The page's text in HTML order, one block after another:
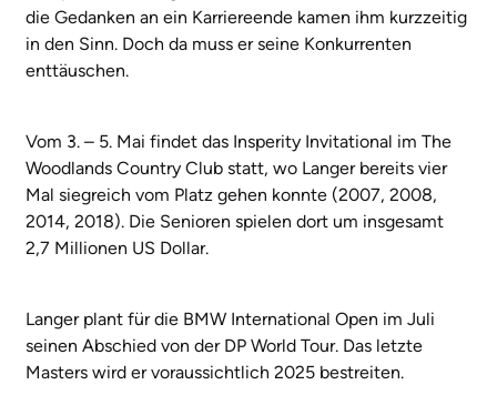
die Gedanken an ein Karriereende kamen ihm kurzzeitig
in den Sinn. Doch da muss er seine Konkurrenten
enttäuschen.
Vom 3. – 5. Mai findet das Insperity Invitational im The
Woodlands Country Club statt, wo Langer bereits vier
Mal siegreich vom Platz gehen konnte (2007, 2008,
2014, 2018). Die Senioren spielen dort um insgesamt
2,7 Millionen US Dollar.
Langer plant für die BMW International Open im Juli
seinen Abschied von der DP World Tour. Das letzte
Masters wird er voraussichtlich 2025 bestreiten.